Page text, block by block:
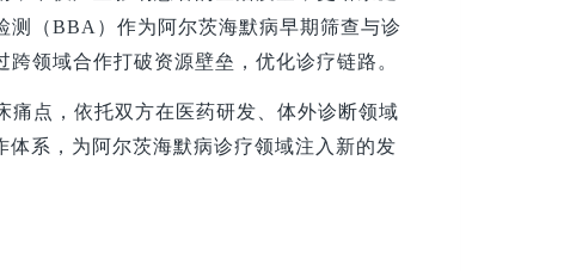
测（BBA）作为阿尔茨海默病早期筛查与诊
领域合作打破资源壁垒，优化诊疗链路。
痛点，依托双方在医药研发、体外诊断领域
体系，为阿尔茨海默病诊疗领域注入新的发